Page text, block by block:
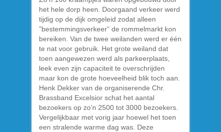
het hele dorp heen. Doorgaand verkeer werd
tijdig op de dijk omgeleid zodat alleen
”bestemmingsverkeer” de rommelmarkt kon
bereiken. Van de twee weilanden werd er één
te nat voor gebruik. Het grote weiland dat
toen aangewezen werd als parkeerplaats,
leek even zijn capaciteit te overschrijden
maar kon de grote hoeveelheid blik toch aan.
Henk Dekker van de organiserende Chr.
Brassband Excelsior schat het aantal
bezoekers op zo’n 2500 tot 3000 bezoekers.
Vergelijkbaar met vorig jaar hoewel het toen
een stralende warme dag was. Deze